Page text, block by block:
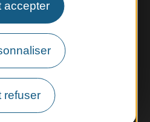
accepter
refuser
tout autant dans nos
saveurs locales (poulet
beurre blanc...)
Muscadet et malvoisie
A très bientôt !
nous
et brochures